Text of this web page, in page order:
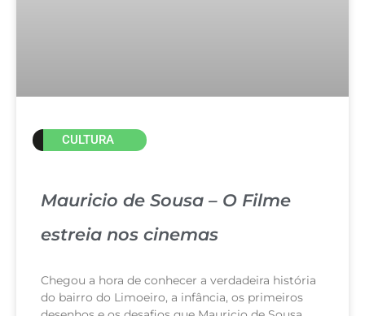
CULTURA
Mauricio de Sousa – O Filme
estreia nos cinemas
Chegou a hora de conhecer a verdadeira história
do bairro do Limoeiro, a infância, os primeiros